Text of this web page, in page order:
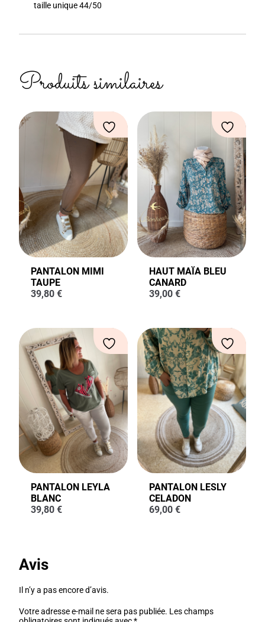
taille unique 44/50
Produits similaires
PANTALON MIMI
TAUPE
39,80 €
HAUT MAÏA BLEU
CANARD
39,00 €
PANTALON LEYLA
BLANC
39,80 €
PANTALON LESLY
CELADON
69,00 €
Avis
Il n’y a pas encore d’avis.
Votre adresse e-mail ne sera pas publiée. Les champs